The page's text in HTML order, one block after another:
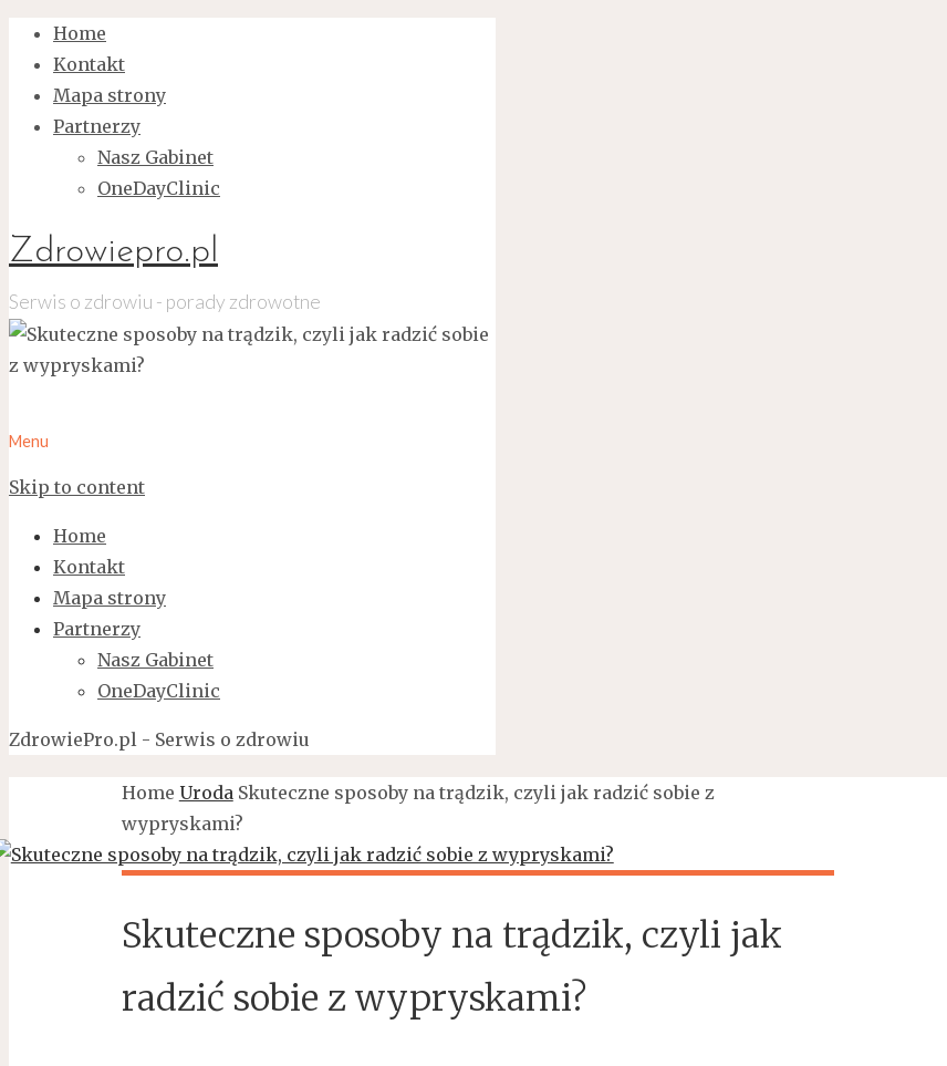
Home
Kontakt
Mapa strony
Partnerzy
Nasz Gabinet
OneDayClinic
Zdrowiepro.pl
Serwis o zdrowiu - porady zdrowotne
Menu
Skip to content
Home
Kontakt
Mapa strony
Partnerzy
Nasz Gabinet
OneDayClinic
ZdrowiePro.pl - Serwis o zdrowiu
Home Uroda Skuteczne sposoby na trądzik, czyli jak radzić sobie z
wypryskami?
Skuteczne sposoby na trądzik, czyli jak
radzić sobie z wypryskami?